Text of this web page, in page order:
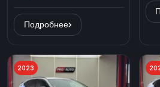
Подробнее
2023